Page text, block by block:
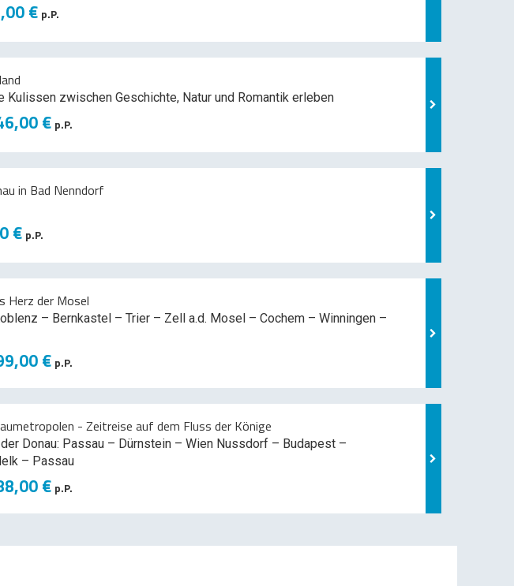
€ p.P.
Kulissen zwischen Geschichte, Natur und Romantik erleben
€ p.P.
in Bad Nenndorf
€ p.P.
Herz der Mosel
– Bernkastel – Trier – Zell a.d. Mosel – Cochem – Winningen –
€ p.P.
- Zeitreise auf dem Fluss der Könige
Donau: Passau – Dürnstein – Wien Nussdorf – Budapest –
– Passau
€ p.P.